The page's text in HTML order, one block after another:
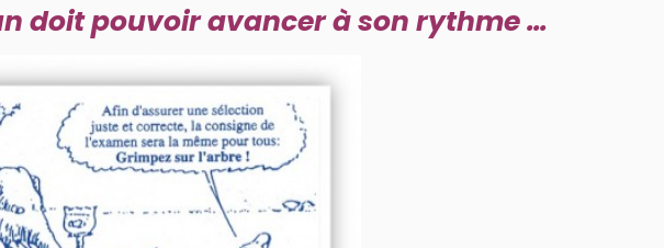
doit pouvoir avancer à son rythme …